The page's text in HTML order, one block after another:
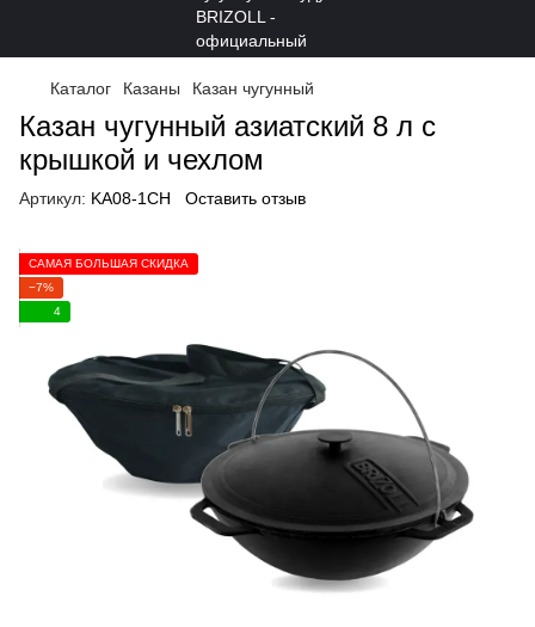
Каталог Казаны Казан чугунный
Казан чугунный азиатский 8 л с
крышкой и чехлом
Артикул: KA08-1CH Оставить отзыв
САМАЯ БОЛЬШАЯ СКИДКА
−7%
4